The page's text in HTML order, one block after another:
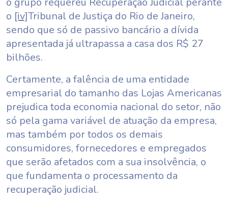
o [iv]Tribunal de Justiça do Rio de Janeiro,
sendo que só de passivo bancário a dívida
apresentada já ultrapassa a casa dos R$ 27
bilhões.
Certamente, a falência de uma entidade
empresarial do tamanho das Lojas Americanas
prejudica toda economia nacional do setor, não
só pela gama variável de atuação da empresa,
mas também por todos os demais
consumidores, fornecedores e empregados
que serão afetados com a sua insolvência, o
que fundamenta o processamento da
recuperação judicial.